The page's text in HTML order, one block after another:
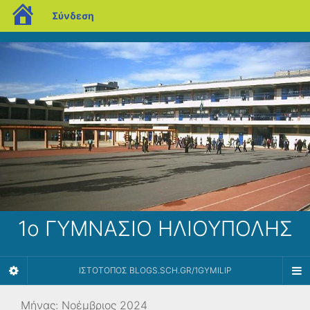
blogs.sch.gr
Σύνδεση
1ο ΓΥΜΝΑΣΙΟ ΗΛΙΟΥΠΟΛΗΣ
ΙΣΤΌΤΟΠΟΣ BLOGS.SCH.GR/1GYMILIP
Μήνας: Νοέμβριος 2024